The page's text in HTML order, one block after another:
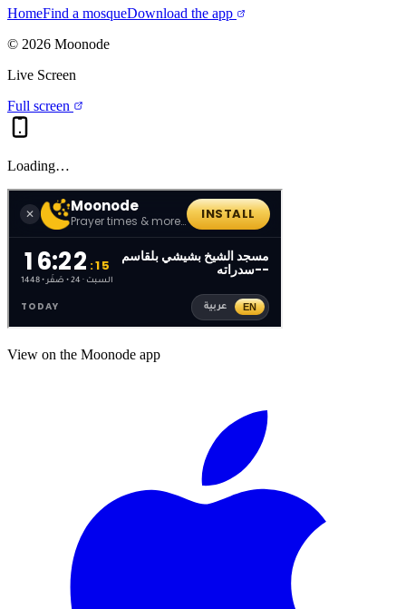
HomeFind a mosqueDownload the app
© 2026 Moonode
Live Screen
Full screen
Loading…
View on the Moonode app